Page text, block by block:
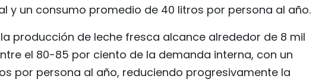
y un consumo promedio de 40 litros por persona al año.
producción de leche fresca alcance alrededor de 8 mil
el 80-85 por ciento de la demanda interna, con un
por persona al año, reduciendo progresivamente la